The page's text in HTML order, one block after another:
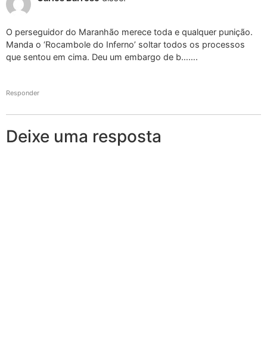
O perseguidor do Maranhão merece toda e qualquer punição.
Manda o ‘Rocambole do Inferno’ soltar todos os processos
que sentou em cima. Deu um embargo de b…….
Responder
Deixe uma resposta